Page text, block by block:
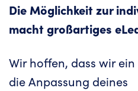
Die Möglichkeit zur
macht großartiges
Wir hoffen, dass wir
die Anpassung deines